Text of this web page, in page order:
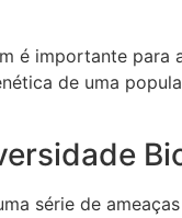
é importante
de uma
série de